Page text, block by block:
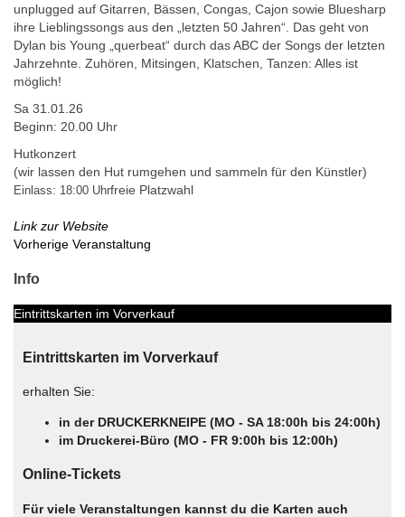
unplugged auf Gitarren, Bässen, Congas, Cajon sowie Bluesharp
ihre Lieblingssongs aus den „letzten 50 Jahren“. Das geht von
Dylan bis Young „querbeat“ durch das ABC der Songs der letzten
Jahrzehnte. Zuhören, Mitsingen, Klatschen, Tanzen: Alles ist
möglich!
Sa 31.01.26
Beginn: 20.00 Uhr
Hutkonzert
(wir lassen den Hut rumgehen und sammeln für den Künstler)
Einlass: 18:00 Uhrfreie Platzwahl
Link zur Website
Vorherige Veranstaltung
Info
Eintrittskarten im Vorverkauf
Eintrittskarten im Vorverkauf
erhalten Sie:
in der DRUCKERKNEIPE (MO - SA 18:00h bis 24:00h)
im Druckerei-Büro (MO - FR 9:00h bis 12:00h)
Online-Tickets
Für viele Veranstaltungen kannst du die Karten auch